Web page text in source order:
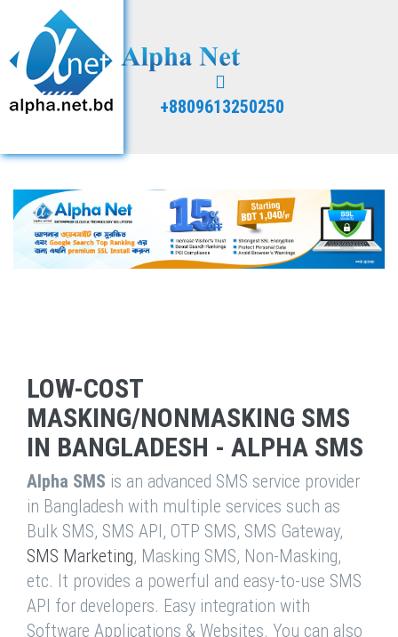
+8809613250250
LOW-COST
MASKING/NONMASKING SMS
IN BANGLADESH - ALPHA SMS
Alpha SMS is an advanced SMS service provider
in Bangladesh with multiple services such as
Bulk SMS, SMS API, OTP SMS, SMS Gateway,
SMS Marketing, Masking SMS, Non-Masking,
etc. It provides a powerful and easy-to-use SMS
API for developers. Easy integration with
Software Applications & Websites. You can also